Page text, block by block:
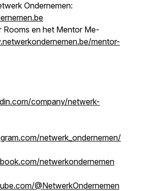
Ondernemen:
Rooms en het Mentor Me-
mentor-
company/netwerk-
netwerk_ondernemen/
netwerkondernemen
@NetwerkOndernemen